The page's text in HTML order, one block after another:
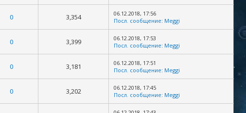
0 3,354
06.12.2018, 17:56
Посл. сообщение: Meggi
0 3,399
06.12.2018, 17:53
Посл. сообщение: Meggi
0 3,181
06.12.2018, 17:51
Посл. сообщение: Meggi
0 3,202
06.12.2018, 17:45
Посл. сообщение: Meggi